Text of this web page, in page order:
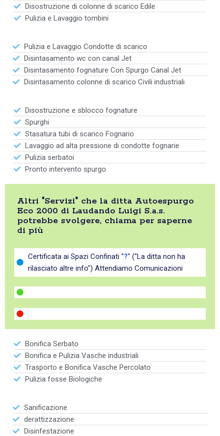
Disostruzione di colonne di scarico Edile
Pulizia e Lavaggio tombini
Pulizia e Lavaggio Condotte di scarico
Disintasamento wc con canal Jet
Disintasamento fognature Con Spurgo Canal Jet
Disintasamento colonne di scarico Civili industriali
Disostruzione e sblocco fognature
Spurghi
Stasatura tubi di scarico Fognario
Lavaggio ad alta pressione di condotte fognarie
Pulizia serbatoi
Pronto intervento spurgo
Altri "Servizi" che la ditta Autoespurgo
Eco 2000 di Laudando Luigi S.a.s.
potrebbe svolgere, chiama per saperne
di più
Certificata ai Spazi Confinati "?" ("La ditta non ha
rilasciato altre info") Attendiamo Comunicazioni
Bonifica Serbato
Bonifica e Pulizia Vasche industriali
Trasporto e Bonifica Vasche Percolato
Pulizia fosse Biologiche
Sanificazione
derattizzazione
Disinfestazione